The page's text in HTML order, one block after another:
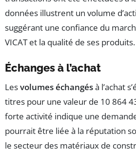
données illustrent un volume
suggérant une confiance du
VICAT et la qualité de ses produits.
Échanges à l’achat
Lesvolumes échangésà l’achat
titres pour une valeur de 10 864
forte activité indique une
pourrait être liée à la réputation
le secteur des matériaux de